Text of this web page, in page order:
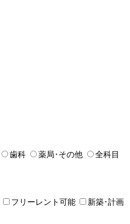
歯科 薬局･その他 全科目
フリーレント可能
新築･計画